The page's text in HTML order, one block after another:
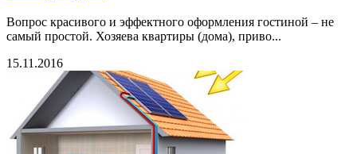
Вопрос красивого и эффектного оформления гостиной – не
самый простой. Хозяева квартиры (дома), приво...
15.11.2016